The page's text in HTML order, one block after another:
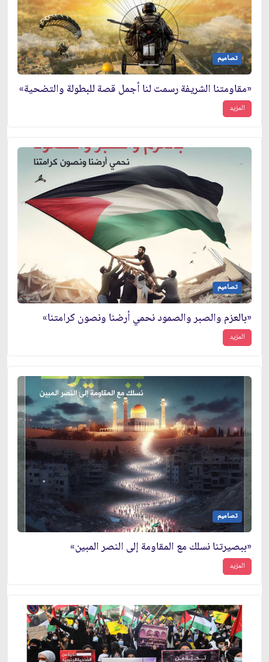
تصاميم
«مقاومتنا الشريفة رسمت لنا أجمل قصة للبطولة والتضحية»
المزيد
تصاميم
«بالعزم والصبر والصمود نحمي أرضنا ونصون كرامتنا»
المزيد
تصاميم
«ببصيرتنا نسلك مع المقاومة إلى النصر المبين»
المزيد